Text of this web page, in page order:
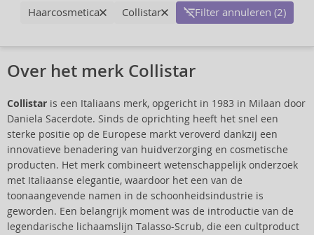
Haarcosmetica Collistar Filter annuleren (2)
Over het merk Collistar
Collistar is een Italiaans merk, opgericht in 1983 in Milaan door
Daniela Sacerdote. Sinds de oprichting heeft het snel een
sterke positie op de Europese markt veroverd dankzij een
innovatieve benadering van huidverzorging en cosmetische
producten. Het merk combineert wetenschappelijk onderzoek
met Italiaanse elegantie, waardoor het een van de
toonaangevende namen in de schoonheidsindustrie is
geworden. Een belangrijk moment was de introductie van de
legendarische lichaamslijn Talasso-Scrub, die een cultproduct